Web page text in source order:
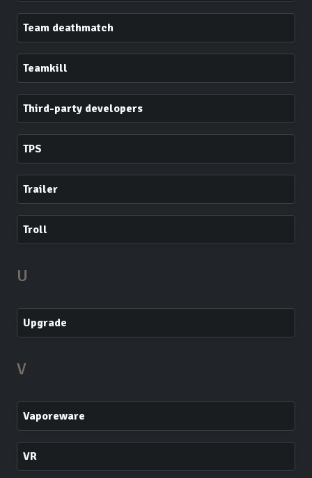
Team deathmatch
Teamkill
Third-party developers
TPS
Trailer
Troll
U
Upgrade
V
Vaporeware
VR